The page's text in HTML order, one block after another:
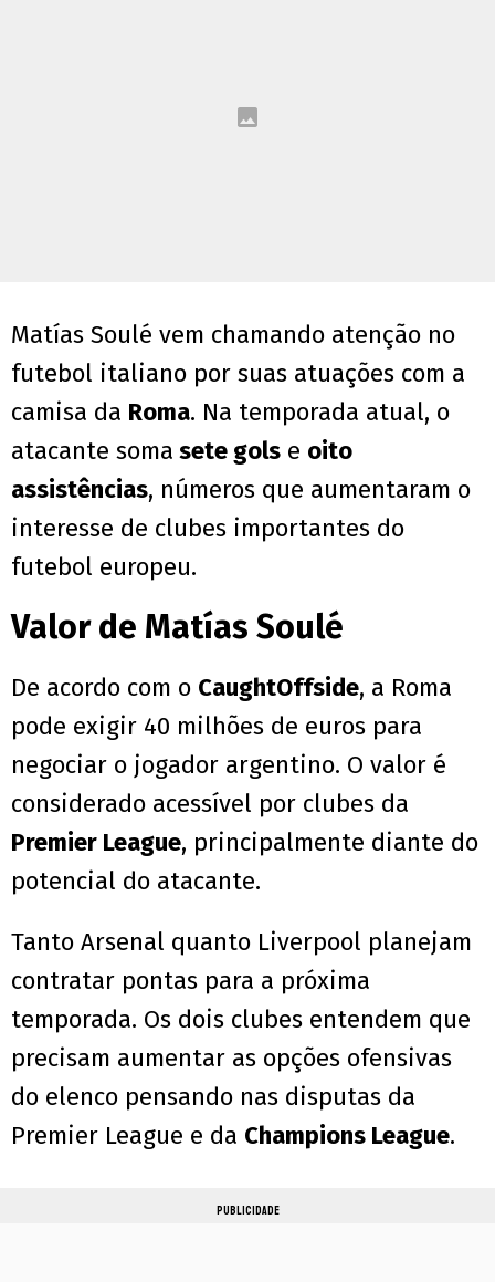
Matías Soulé vem chamando atenção no
futebol italiano por suas atuações com a
camisa da Roma. Na temporada atual, o
atacante soma sete gols e oito
assistências, números que aumentaram o
interesse de clubes importantes do
futebol europeu.
Valor de Matías Soulé
De acordo com o CaughtOffside, a Roma
pode exigir 40 milhões de euros para
negociar o jogador argentino. O valor é
considerado acessível por clubes da
Premier League, principalmente diante do
potencial do atacante.
Tanto Arsenal quanto Liverpool planejam
contratar pontas para a próxima
temporada. Os dois clubes entendem que
precisam aumentar as opções ofensivas
do elenco pensando nas disputas da
Premier League e da Champions League.
PUBLICIDADE